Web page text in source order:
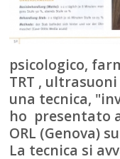
psicologico,
TRT ,
una tecnica,
ho presentato
ORL (Genova)
La tecnica si